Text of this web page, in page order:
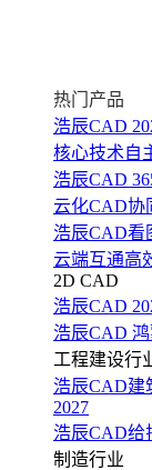
热门产品
浩辰CAD
核心技术自
浩辰CAD
云化CAD协
浩辰CAD看
云端互通高
2D CAD
浩辰CAD
浩辰CAD
工程建设行
浩辰CAD建
2027
浩辰CAD给
制造行业